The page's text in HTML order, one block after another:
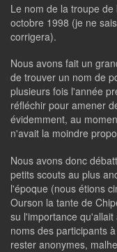
Le nom de la troupe
octobre 1998 (je ne
corrigera).
Nous avons fait un
de trouver un nom de
plusieurs fois l'année
réfléchir pour amener
évidemment, au
n'avait la moindre
Nous avons donc
petits scouts au plus
l'époque (nous étions
Ourson la tante de
su l'importance
noms des participants
rester anonymes,